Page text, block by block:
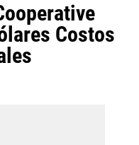
Costos